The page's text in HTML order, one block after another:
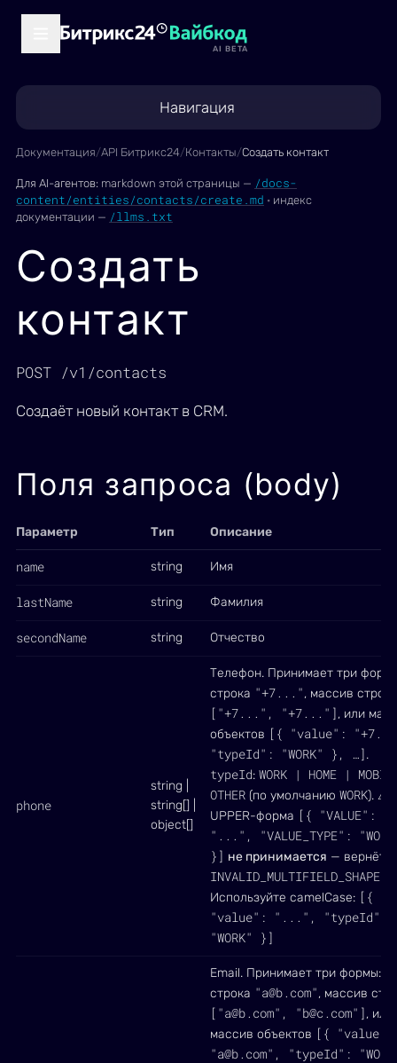
AI BETA
Навигация
Документация/API Битрикс24/Контакты/Создать контакт
Для AI-агентов: markdown этой страницы — /docs-
content/entities/contacts/create.md · индекс
документации — /llms.txt
Создать
контакт
POST /v1/contacts
Создаёт новый контакт в CRM.
Поля запроса (body)
Параметр Тип Описание
name string Имя
lastName string Фамилия
secondName string Отчество
phone
string |
string[] |
object[]
Телефон. Принимает три
строка "+7...", массив строк
["+7...", "+7..."], или
объектов [{ "value":
"typeId": "WORK" }, …].
typeId: WORK | HOME |
OTHER (по умолчанию WORK). ⚠
UPPER-форма [{ "VALUE":
"...", "VALUE_TYPE":
}] не принимается — вернёт
INVALID_MULTIFIELD_SHAPE
Используйте camelCase: [{
"value": "...", "typeId":
"WORK" }]
Email. Принимает три формы:
строка "a@b.com", массив
["a@b.com", "b@c.com"], или
массив объектов [{ "value":
"a@b.com", "typeId":